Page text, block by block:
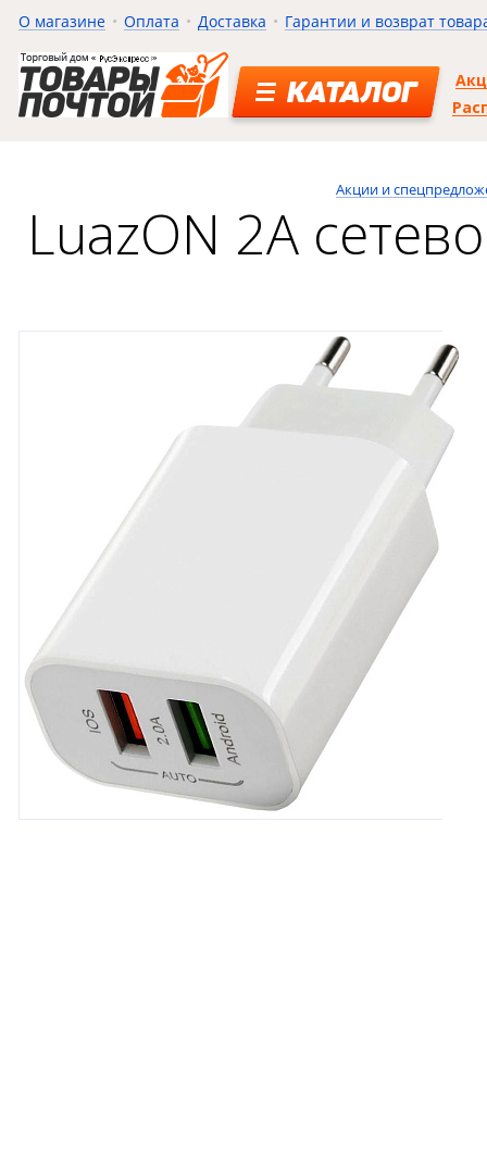
О магазине Оплата Доставка Гарантии и возврат
КАТАЛОГ
Акции и
LuazON 2A